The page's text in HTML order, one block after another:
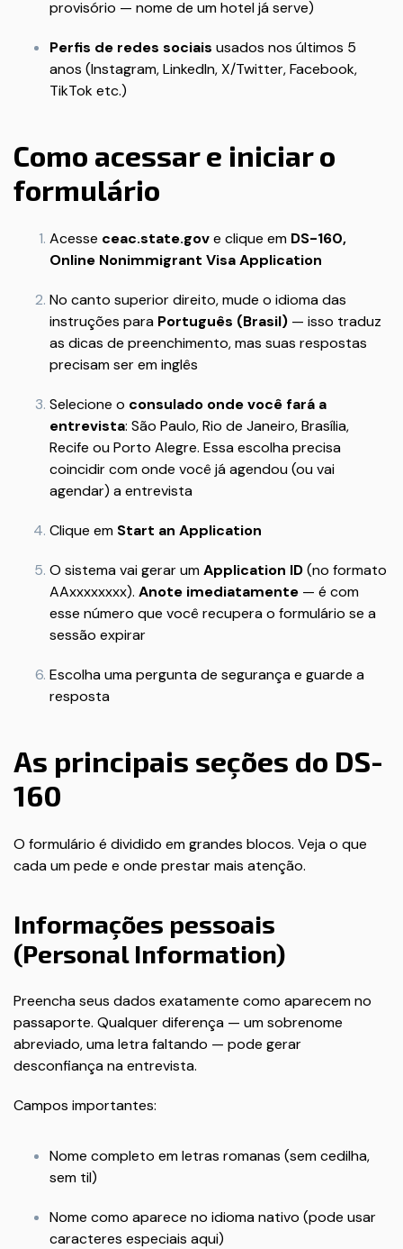
provisório — nome de um hotel já serve)
Perfis de redes sociais usados nos últimos 5
anos (Instagram, LinkedIn, X/Twitter, Facebook,
TikTok etc.)
Como acessar e iniciar o
formulário
Acesse ceac.state.gove clique em DS-160,
Online Nonimmigrant Visa Application
No canto superior direito, mude o idioma das
instruções para Português (Brasil) — isso traduz
as dicas de preenchimento, mas suas respostas
precisam ser em inglês
Selecione o consulado onde você fará a
entrevista: São Paulo, Rio de Janeiro, Brasília,
Recife ou Porto Alegre. Essa escolha precisa
coincidir com onde você já agendou (ou vai
agendar) a entrevista
Clique em Start an Application
O sistema vai gerar umApplication ID(no formato
AAxxxxxxxx). Anote imediatamente — é com
esse número que você recupera o formulário se a
sessão expirar
Escolha uma pergunta de segurança e guarde a
resposta
As principais seções do DS-
160
O formulário é dividido em grandes blocos. Veja o que
cada um pede e onde prestar mais atenção.
Informações pessoais
(Personal Information)
Preencha seus dados exatamente como aparecem no
passaporte. Qualquer diferença — um sobrenome
abreviado, uma letra faltando — pode gerar
desconfiança na entrevista.
Campos importantes:
Nome completo em letras romanas (sem cedilha,
sem til)
Nome como aparece no idioma nativo (pode usar
caracteres especiais aqui)